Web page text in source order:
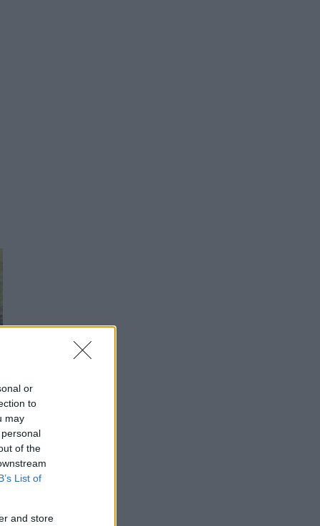
or
to
may
of the
List of
and store